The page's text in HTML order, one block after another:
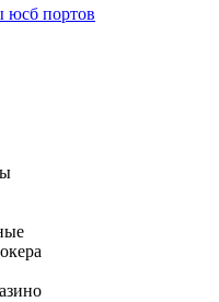
юсб портов